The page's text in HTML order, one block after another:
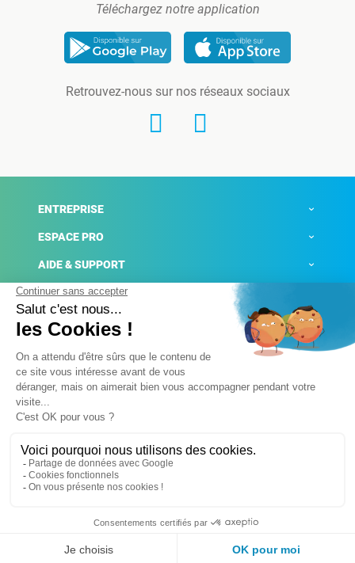
Téléchargez notre application
Retrouvez-nous sur nos réseaux sociaux
ENTREPRISE
ESPACE PRO
AIDE & SUPPORT
ACTUALITÉS
Mentions légales
Conditions générales de ventes
Plateforme de signalement